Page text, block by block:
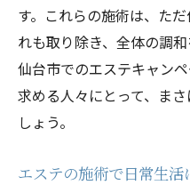
す。これらの施術は、た
れも取り除き、全体の調
仙台市でのエステキャン
求める人々にとって、ま
しょう。
エステの施術で日常生